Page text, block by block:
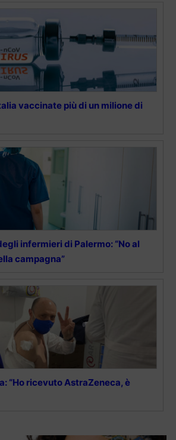
vaccinate più di un milione di
infermieri di Palermo: “No al
campagna”
“Ho ricevuto AstraZeneca, è